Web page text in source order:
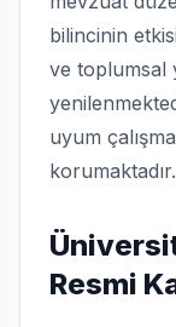
bilincinin
ve toplumsal
uyum
korumaktadır.
Resmi